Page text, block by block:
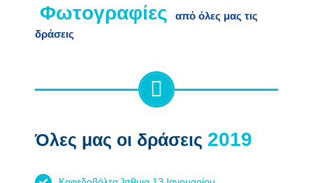
από όλες μας τις
δράσεις
Όλες μας οι δράσεις